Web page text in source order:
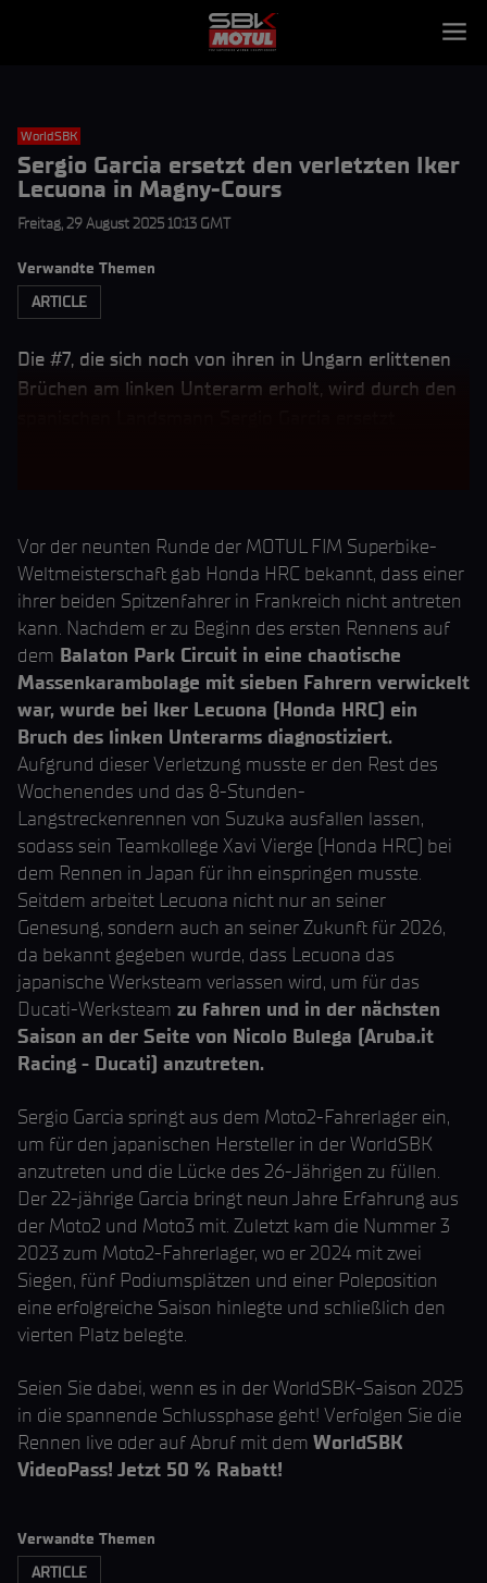
WorldSBK
Sergio Garcia ersetzt den verletzten Iker
Lecuona in Magny-Cours
Freitag, 29 August 2025 10:13 GMT
Verwandte Themen
ARTICLE
Die #7, die sich noch von ihren in Ungarn erlittenen
Brüchen am linken Unterarm erholt, wird durch den
Vor der neunten Runde der MOTUL FIM Superbike-
Weltmeisterschaft gab Honda HRC bekannt, dass einer
ihrer beiden Spitzenfahrer in Frankreich nicht antreten
kann. Nachdem er zu Beginn des ersten Rennens auf
dem Balaton Park Circuit in eine chaotische
Massenkarambolage mit sieben Fahrern verwickelt
war, wurde bei Iker Lecuona (Honda HRC) ein
Bruch des linken Unterarms diagnostiziert.
Aufgrund dieser Verletzung musste er den Rest des
Wochenendes und das 8-Stunden-
Langstreckenrennen von Suzuka ausfallen lassen,
sodass sein Teamkollege Xavi Vierge (Honda HRC) bei
dem Rennen in Japan für ihn einspringen musste.
Seitdem arbeitet Lecuona nicht nur an seiner
Genesung, sondern auch an seiner Zukunft für 2026,
da bekannt gegeben wurde, dass Lecuona das
japanische Werksteam verlassen wird, um für das
Ducati-Werksteam zu fahren und in der nächsten
Saison an der Seite von Nicolo Bulega (Aruba.it
Racing - Ducati) anzutreten.
Sergio Garcia springt aus dem Moto2-Fahrerlager ein,
um für den japanischen Hersteller in der WorldSBK
anzutreten und die Lücke des 26-Jährigen zu füllen.
Der 22-jährige Garcia bringt neun Jahre Erfahrung aus
der Moto2 und Moto3 mit. Zuletzt kam die Nummer 3
2023 zum Moto2-Fahrerlager, wo er 2024 mit zwei
Siegen, fünf Podiumsplätzen und einer Poleposition
eine erfolgreiche Saison hinlegte und schließlich den
vierten Platz belegte.
Seien Sie dabei, wenn es in der WorldSBK-Saison 2025
in die spannende Schlussphase geht! Verfolgen Sie die
Rennen live oder auf Abruf mit dem WorldSBK
VideoPass! Jetzt 50 % Rabatt!
Verwandte Themen
ARTICLE